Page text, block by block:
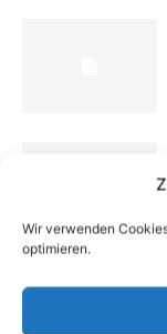
Wir verwenden
optimieren.